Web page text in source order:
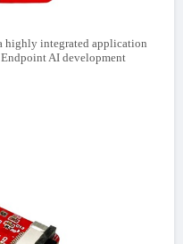
highly integrated application
AI development